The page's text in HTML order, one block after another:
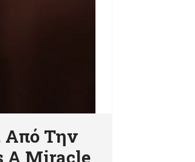
Από Την
A Miracle